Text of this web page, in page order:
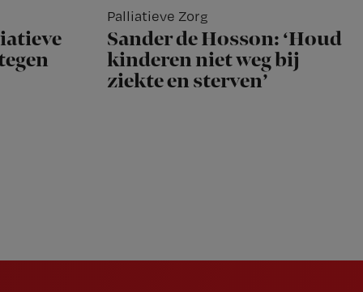
Palliatieve Zorg
Sander de Hosson: ‘Houd
kinderen niet weg bij
ziekte en sterven’